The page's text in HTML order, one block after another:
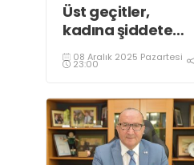
Üst geçitler,
kadına şiddete
karşı “turuncu”
renkle
08 Aralık 2025 Pazartesi
23:00